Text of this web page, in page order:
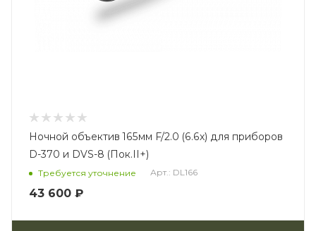
Ночной объектив 165мм F/2.0 (6.6х) для приборов
D-370 и DVS-8 (Пок.II+)
Требуется уточнение Арт.: DL166
43 600 ₽